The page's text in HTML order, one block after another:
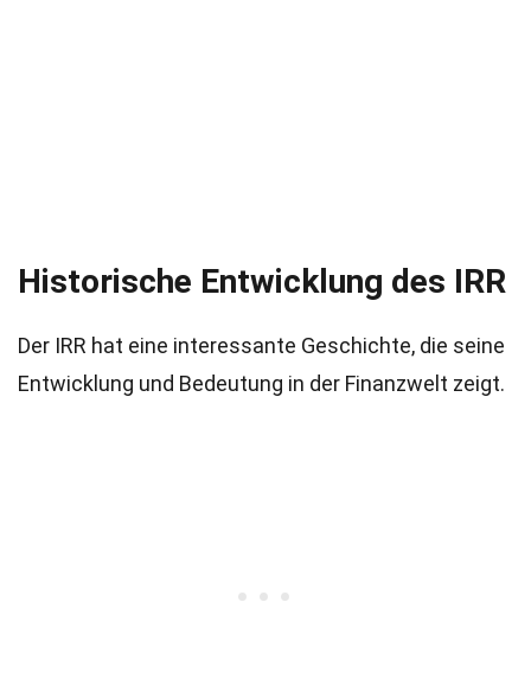
Historische Entwicklung des IRR
Der IRR hat eine interessante Geschichte, die seine
Entwicklung und Bedeutung in der Finanzwelt zeigt.